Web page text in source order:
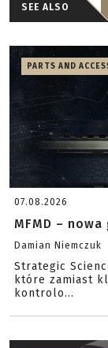
SEE ALSO
PARTS AND
07.08.2026
MFMD –
Damian Niemczuk
Strategic
które zamiast
kontrolo...